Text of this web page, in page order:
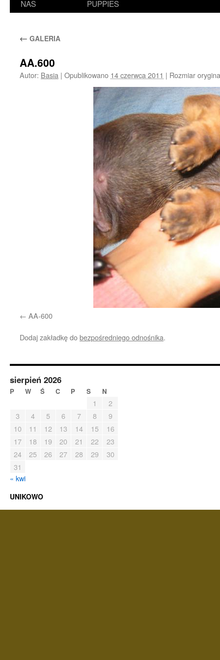
NAS
PUPPIES
← GALERIA
AA.600
Autor: Basia | Opublikowano 14 czerwca 2011 | Rozmiar
AA-600
Dodaj zakładkę dobezpośredniego odnośnika.
sierpień 2026
P W Ś C P S N
1
2
3
4 5 6 7 8
9
10
11 12 13 14 15
16
17
18 19 20 21 22
23
24
25 26 27 28 29
30
31
« kwi
UNIKOWO